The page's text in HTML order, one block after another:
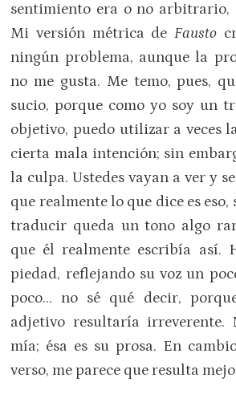
sentimiento era o no arbitrario,
Mi versión métrica de Fausto
ningún problema, aunque la
no me gusta. Me temo, pues,
sucio, porque como yo soy un
objetivo, puedo utilizar a veces
cierta mala intención; sin
la culpa. Ustedes vayan a ver y
que realmente lo que dice es eso,
traducir queda un tono algo
que él realmente escribía así.
piedad, reflejando su voz un
poco… no sé qué decir,
adjetivo resultaría irreverente.
mía; ésa es su prosa. En
verso, me parece que resulta